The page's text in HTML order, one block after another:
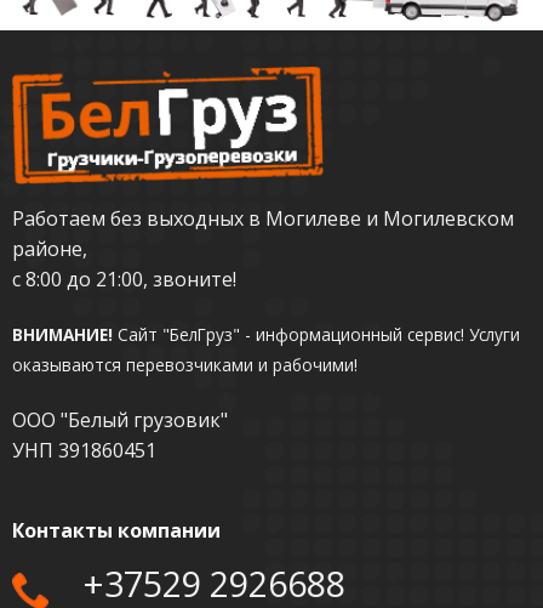
Работаем без выходных в Могилеве и Могилевском
районе,
с 8:00 до 21:00, звоните!
ВНИМАНИЕ! Сайт "БелГруз" - информационный сервис! Услуги
оказываются перевозчиками и рабочими!
ООО "Белый грузовик"
УНП 391860451
Контакты компании
+37529 2926688